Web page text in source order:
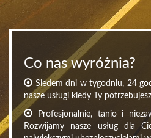
Co nas wyróżnia?
Siedem dni w tygodniu, 24
nasze usługi kiedy Ty
Profesjonalnie, tanio i
Rozwijamy nasze usług dla